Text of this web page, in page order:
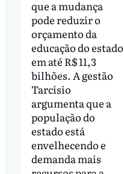
que a mudança
pode reduzir o
orçamento da
educação do estado
em até R$ 11,3
bilhões. A gestão
Tarcísio
argumenta que a
população do
estado está
envelhecendo e
demanda mais